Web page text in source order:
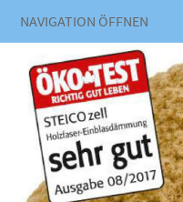
NAVIGATION ÖFFNEN